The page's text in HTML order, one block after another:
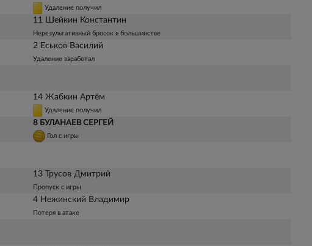
Удаление получил
11 Шейкин Константин
Нерезультативный бросок в большинстве
2 Еськов Василий
Удаление заработал
14 Жабкин Артём
Удаление получил
8 БУЛАНАЕВ СЕРГЕЙ
Гол с игры
13 Трусов Дмитрий
Пропуск с игры
4 Нежинский Владимир
Потеря в атаке